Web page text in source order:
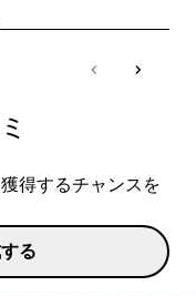
得するチャンスを
る